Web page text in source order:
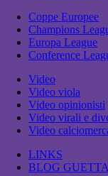
Coppe Europee
Champions
Europa League
Conference
Video
Video viola
Video opinionisti
Video virali e
Video
LINKS
BLOG GUETTA